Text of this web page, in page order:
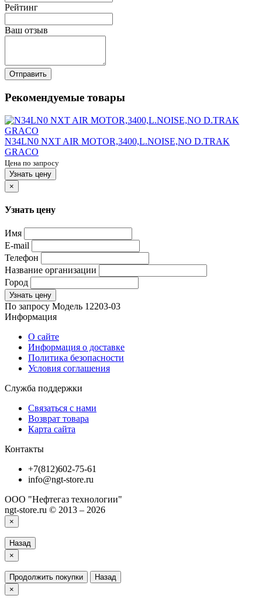
Рейтинг
Ваш отзыв
Отправить
Рекомендуемые товары
N34LN0 NXT AIR MOTOR,3400,L.NOISE,NO D.TRAK
GRACO
Цена по запросу
Узнать цену
×
Узнать цену
Имя
E-mail
Телефон
Название организации
Город
Узнать цену
По запросу Модель 12203-03
Информация
О сайте
Информация о доставке
Политика безопасности
Условия соглашения
Служба поддержки
Связаться с нами
Возврат товара
Карта сайта
Контакты
+7(812)602-75-61
info@ngt-store.ru
ООО "Нефтегаз технологии"
ngt-store.ru © 2013 – 2026
×
Назад
×
Продолжить покупки
Назад
×